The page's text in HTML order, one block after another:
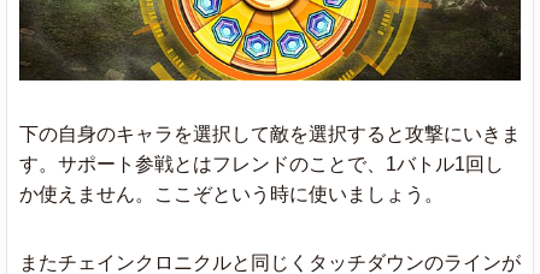
下の自身のキャラを選択して敵を選択すると攻撃にいきま
す。サポート参戦とはフレンドのことで、1バトル1回し
か使えません。ここぞという時に使いましょう。
またチェインクロニクルと同じくタッチダウンのラインが